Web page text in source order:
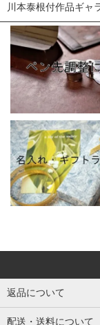
川本泰根付作品ギャ
返品について
配送・送料について